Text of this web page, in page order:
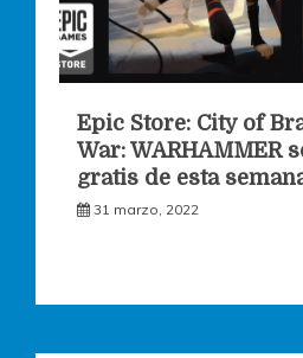
Epic Store: City of
War: WARHAMMER
gratis de esta
31 marzo, 2022